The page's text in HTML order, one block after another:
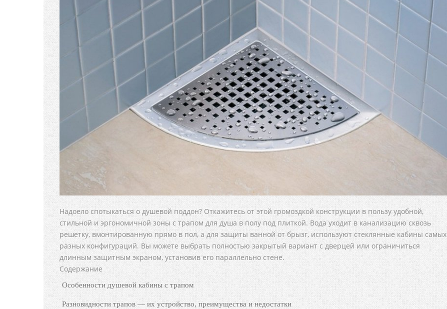
Надоело спотыкаться о душевой поддон? Откажитесь от этой громоздкой конструкции в пользу удобной,
стильной и эргономичной зоны с трапом для душа в полу под плиткой. Вода уходит в канализацию сквозь
решетку, вмонтированную прямо в пол, а для защиты ванной от брызг, используют стеклянные кабины самых
разных конфигураций. Вы можете выбрать полностью закрытый вариант с дверцей или ограничиться
длинным защитным экраном, установив его параллельно стене.
Содержание
Особенности душевой кабины с трапом
Разновидности трапов — их устройство, преимущества и недостатки